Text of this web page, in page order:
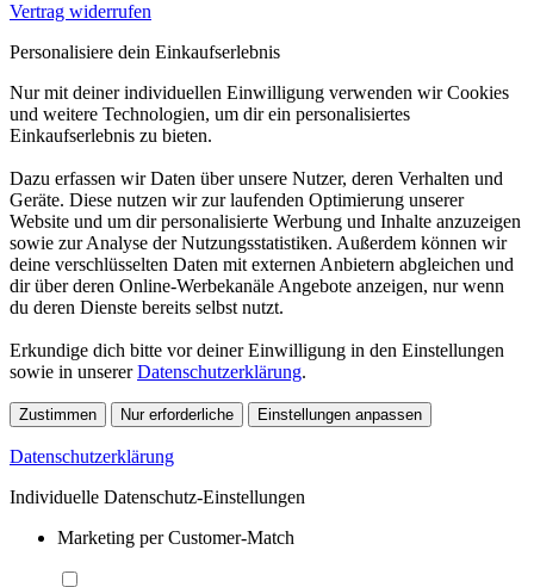
Vertrag widerrufen
Personalisiere dein Einkaufserlebnis
Nur mit deiner individuellen Einwilligung verwenden wir Cookies
und weitere Technologien, um dir ein personalisiertes
Einkaufserlebnis zu bieten.
Dazu erfassen wir Daten über unsere Nutzer, deren Verhalten und
Geräte. Diese nutzen wir zur laufenden Optimierung unserer
Website und um dir personalisierte Werbung und Inhalte anzuzeigen
sowie zur Analyse der Nutzungsstatistiken. Außerdem können wir
deine verschlüsselten Daten mit externen Anbietern abgleichen und
dir über deren Online-Werbekanäle Angebote anzeigen, nur wenn
du deren Dienste bereits selbst nutzt.
Erkundige dich bitte vor deiner Einwilligung in den Einstellungen
sowie in unsererDatenschutzerklärung.
Zustimmen Nur erforderliche Einstellungen anpassen
Datenschutzerklärung
Individuelle Datenschutz-Einstellungen
Marketing per Customer-Match